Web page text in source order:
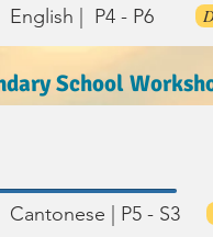
English | P4 - P6
School
Cantonese | P5 - S3